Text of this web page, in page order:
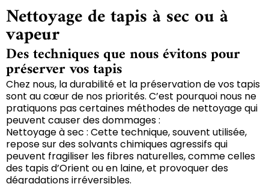
Nettoyage de tapis à sec ou à
vapeur
Des techniques que nous évitons pour
préserver vos tapis
Chez nous, la durabilité et la préservation de vos tapis
sont au cœur de nos priorités. C’est pourquoi nous ne
pratiquons pas certaines méthodes de nettoyage qui
peuvent causer des dommages :
Nettoyage à sec : Cette technique, souvent utilisée,
repose sur des solvants chimiques agressifs qui
peuvent fragiliser les fibres naturelles, comme celles
des tapis d’Orient ou en laine, et provoquer des
dégradations irréversibles.